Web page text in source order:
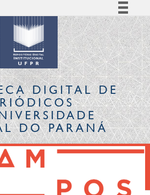
Simplifique!
Comunica BR
Participe
Acesso à informação
Legislação
Canais
DIGITALDE
DO PARANÁ